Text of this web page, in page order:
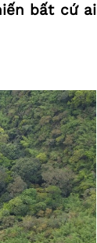
bất cứ ai